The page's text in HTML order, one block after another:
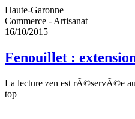
Haute-Garonne
Commerce - Artisanat
16/10/2015
Fenouillet :
La lecture zen est rÃ©servÃ©e
top